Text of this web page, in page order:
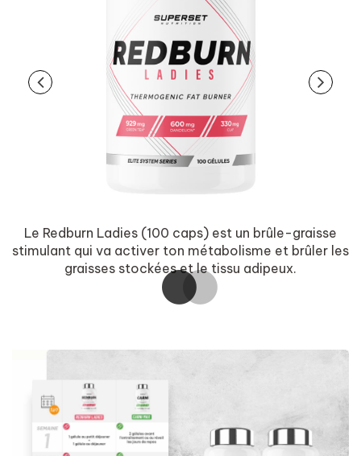
Le Redburn Ladies (100 caps) est un brûle-graisse
stimulant qui va activer ton métabolisme et brûler les
graisses stockées et le tissu adipeux.